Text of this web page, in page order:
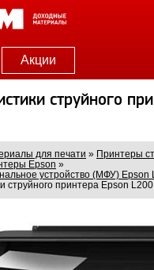
Акции
струйного
для печати » Принтеры
Epson »
устройство (МФУ) Epson
струйного принтера Epson L200